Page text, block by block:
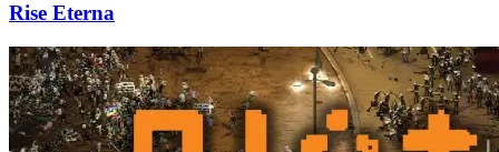
Rise Eterna